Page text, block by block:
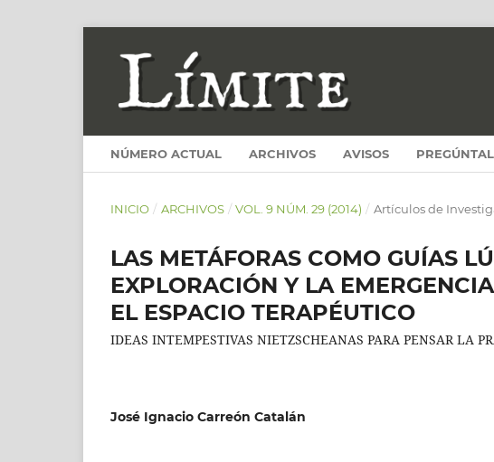
NÚMERO ACTUAL ARCHIVOS AVISOS
INICIO / ARCHIVOS / VOL. 9 NÚM. 29 (2014) / Artículos de
LAS METÁFORAS COMO GUÍAS
EXPLORACIÓN Y LA
EL ESPACIO TERAPÉUTICO
IDEAS INTEMPESTIVAS NIETZSCHEANAS PARA PENSAR LA
José Ignacio Carreón Catalán